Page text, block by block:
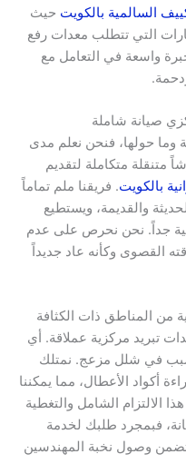
السالمية بالكويت حيث
التي تتطلب معدات رفع
واسعة في التعامل مع
صيانة شاملة
وما حولها، فنحن نعلم مدى
متنقلة متكاملة لتقديم
بالكويت. فريقنا ملم تماماً
والقديمة، ويستطيع
جداً. نحن نحرص على عدم
القصوى وكأنه عاد جديداً
من المناطق ذات الكثافة
تبريد مركزية عملاقة. أي
في شلل مزعج. نمتلك
أكواد الأعطال، مما يمكننا
الالتزام الشامل والتغطية
فبمجرد طلبك لخدمة
وصول نخبة المهندسين